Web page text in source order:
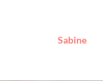
Sabine